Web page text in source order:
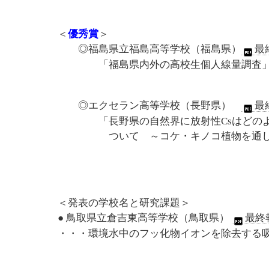
＜ 優秀賞＞
◎福島県立福島高等学校（福島県）
最
「福島県内外の高校生個人線量調査
◎エクセラン高等学校（長野県）
最
「長野県の自然界に放射性Csはどのよ
ついて ～コケ・キノコ植物を通し
＜発表の学校名と研究課題＞
● 鳥取県立倉吉東高等学校（鳥取県）
最終
・・・環境水中のフッ化物イオンを除去す